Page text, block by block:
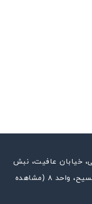
خیابان عافیت، نبش
بن بست ۳، ساختمان مسیح، واحد ۸ (مشاهده